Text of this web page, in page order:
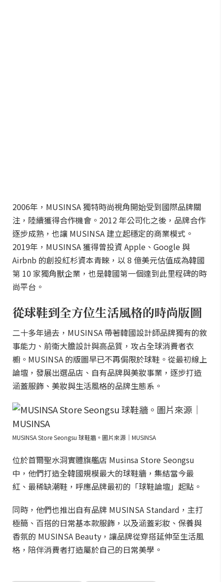
2006年，MUSINSA 獨特時尚視角開始受到國際品牌關
注，陸續獲得合作機會。2012 年公司化之後，品牌合作
逐步成熟，也讓 MUSINSA 建立起穩定的商業模式。
2019年，MUSINSA 獲得曾投資 Apple、Google 與
Airbnb 的創投紅杉資本青睞，以 8 億美元估值成為韓國
第 10 家獨角獸企業，也是韓國第一個達到此里程碑的時
尚平台。
從球鞋到全方位生活風格的時尚版圖
二十多年過去，MUSINSA 帶著韓國設計師品牌獨有的敘
事能力、前衛大膽設計與高品質，攻占全球消費者衣
櫥。MUSINSA 的版圖早已不再侷限於球鞋。從最初線上
論壇，發展出選品店、自有品牌與美妝事業，逐步打造
涵蓋服飾、美妝與生活風格的品牌生態系。
MUSINSA Store Seongsu 球鞋牆。圖片來源｜MUSINSA
位於首爾聖水洞實體旗艦店 Musinsa Store Seongsu
中，他們打造全韓國規模最大的球鞋牆，集結當今最
紅、最稀缺潮鞋，呼應品牌最初的「球鞋論壇」起點。
同時，他們也推出自有品牌 MUSINSA Standard，主打
極簡、百搭的日常基本款服飾，以及涵蓋彩妝、保養與
香氛的 MUSINSA Beauty，讓品牌從穿搭延伸至生活風
格，陪伴消費者打造屬於自己的日常美學。